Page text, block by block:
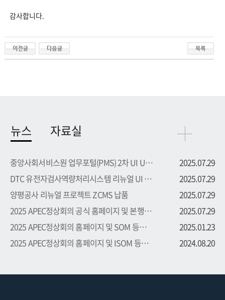
감사합니다.
뉴스
중앙사회서비스원 업무포털(PMS) 2차 UI UX 부문 용역 수주
2025.07.29
DTC 유전자검사역량처리시스템 리뉴얼 UI UX 부문 용역 수주
2025.07.29
양평공사 리뉴얼 프로젝트 ZCMS 납품
2025.07.29
2025 APEC정상회의 공식 홈페이지 및 본행사 등록시스템 프로...
2025.07.29
2025 APEC정상회의 홈페이지 및 SOM 등록시스템 프로젝트 수주
2025.01.23
2025 APEC정상회의 홈페이지 및 ISOM 등록시스템 프로젝트 수주
2024.08.20
자료실